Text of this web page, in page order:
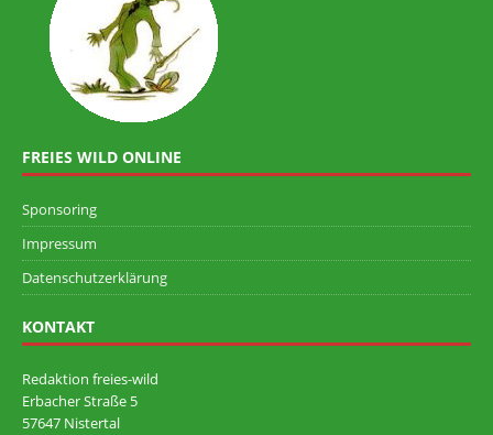
FREIES WILD ONLINE
Sponsoring
Impressum
Datenschutzerklärung
KONTAKT
Redaktion freies-wild
Erbacher Straße 5
57647 Nistertal